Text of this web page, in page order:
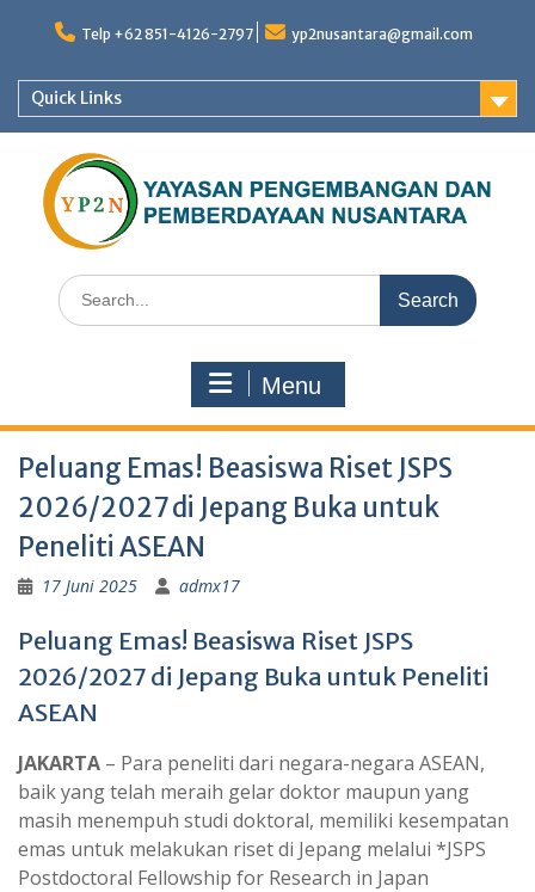
Telp +62 851-4126-2797 yp2nusantara@gmail.com
Quick Links
Search
for:
Menu
Peluang Emas! Beasiswa Riset JSPS
2026/2027 di Jepang Buka untuk
Peneliti ASEAN
17 Juni 2025 admx17
Peluang Emas! Beasiswa Riset JSPS
2026/2027 di Jepang Buka untuk Peneliti
ASEAN
JAKARTA – Para peneliti dari negara-negara ASEAN,
baik yang telah meraih gelar doktor maupun yang
masih menempuh studi doktoral, memiliki kesempatan
emas untuk melakukan riset di Jepang melalui *JSPS
Postdoctoral Fellowship for Research in Japan